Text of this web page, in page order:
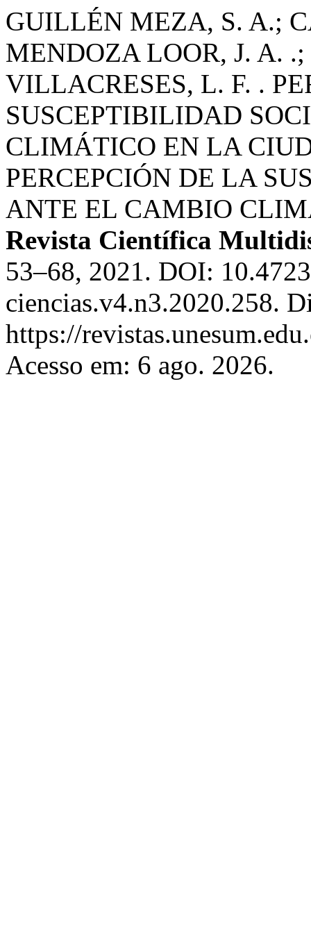
GUILLÉN MEZA, S. A.;
MENDOZA LOOR, J. A.
VILLACRESES, L. F. .
SUSCEPTIBILIDAD
CLIMÁTICO EN LA
PERCEPCIÓN DE LA
ANTE EL CAMBIO
Revista Científica
53–68, 2021. DOI:
ciencias.v4.n3.2020.258.
https://
Acesso em: 6 ago. 2026.